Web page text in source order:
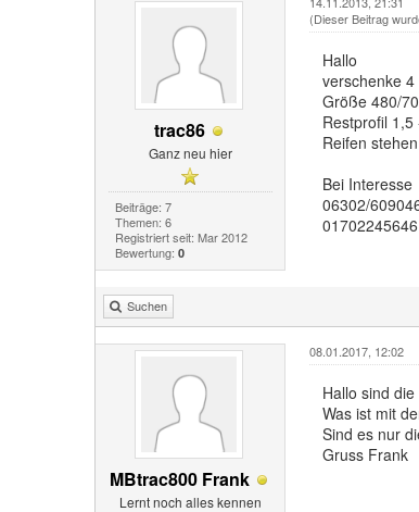
trac86
Ganz neu hier
Beiträge: 7
Themen: 6
Registriert seit: Mar 2012
Bewertung: 0
(Dieser Beitrag
Hallo
verschenke
Größe 480/
Restprofil 1,5
Reifen
Bei Interesse
06302/
01702245646
Suchen
MBtrac800 Frank
Lernt noch alles kennen
08.01.2017, 12:02
Hallo sind
Was ist mit
Sind es nur
Gruss Frank